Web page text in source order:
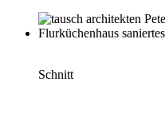
Schnitt